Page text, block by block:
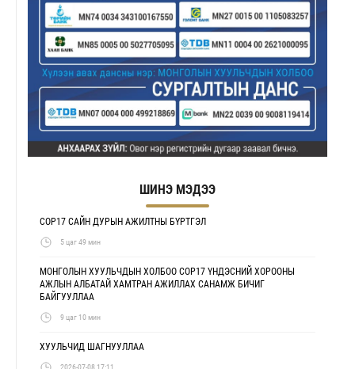
ШИНЭ МЭДЭЭ
COP17 САЙН ДУРЫН АЖИЛТНЫ БҮРТГЭЛ
5 цаг 49 мин
МОНГОЛЫН ХУУЛЬЧДЫН ХОЛБОО COP17 ҮНДЭСНИЙ ХОРООНЫ
АЖЛЫН АЛБАТАЙ ХАМТРАН АЖИЛЛАХ САНАМЖ БИЧИГ
БАЙГУУЛЛАА
9 цаг 10 мин
ХУУЛЬЧИД ШАГНУУЛЛАА
2026-07-08 17:11